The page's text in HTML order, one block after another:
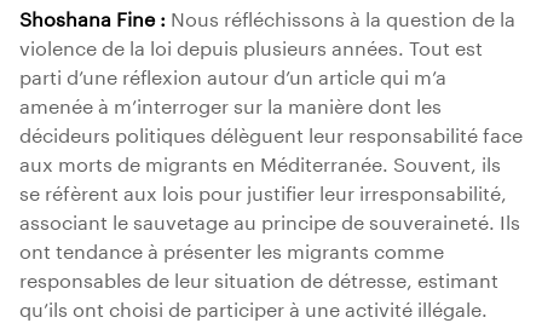
Shoshana Fine : Nous réfléchissons à la question de la
violence de la loi depuis plusieurs années. Tout est
parti d’une réflexion autour d’un article qui m’a
amenée à m’interroger sur la manière dont les
décideurs politiques délèguent leur responsabilité face
aux morts de migrants en Méditerranée. Souvent, ils
se réfèrent aux lois pour justifier leur irresponsabilité,
associant le sauvetage au principe de souveraineté. Ils
ont tendance à présenter les migrants comme
responsables de leur situation de détresse, estimant
qu’ils ont choisi de participer à une activité illégale.